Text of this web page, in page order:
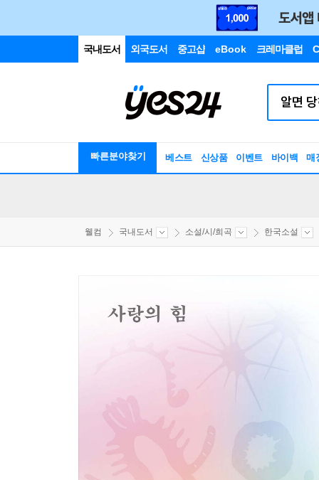
국내도서 외국도서 중고샵 eBook 크레마클럽
빠른분야찾기 베스트 신상품 이벤트 바이백 매
웰컴 국내도서 소설/시/희곡 한국소설